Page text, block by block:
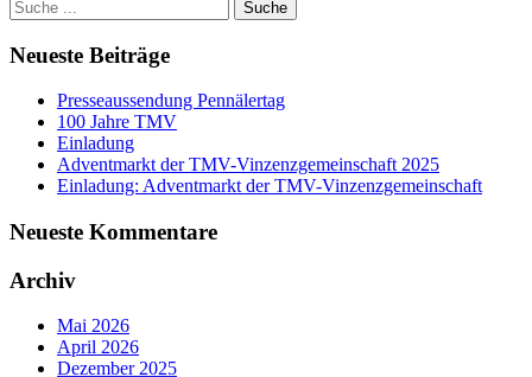
Neueste Beiträge
Presseaussendung Pennälertag
100 Jahre TMV
Einladung
Adventmarkt der TMV-Vinzenzgemeinschaft 2025
Einladung: Adventmarkt der TMV-Vinzenzgemeinschaft
Neueste Kommentare
Archiv
Mai 2026
April 2026
Dezember 2025